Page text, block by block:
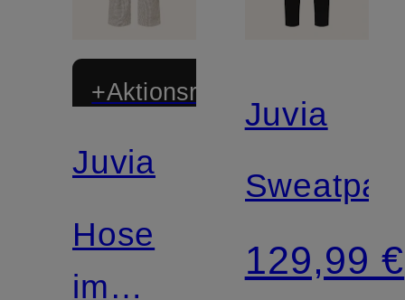
+Aktionsrabatt
Juvia
Hose
im
Juvia
129,99 €